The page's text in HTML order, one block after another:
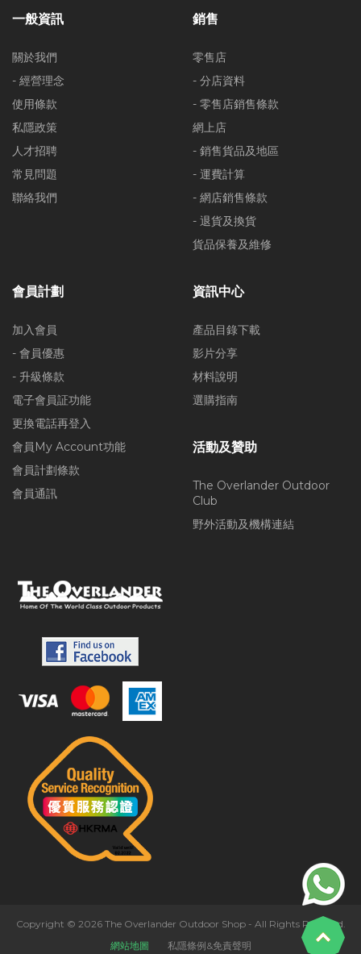
一般資訊
關於我們
- 經營理念
使用條款
私隱政策
人才招聘
常見問題
聯絡我們
銷售
零售店
- 分店資料
- 零售店銷售條款
網上店
- 銷售貨品及地區
- 運費計算
- 網店銷售條款
- 退貨及換貨
貨品保養及維修
會員計劃
加入會員
- 會員優惠
- 升級條款
電子會員証功能
更換電話再登入
會員My Account功能
會員計劃條款
會員通訊
資訊中心
產品目錄下載
影片分享
材料說明
選購指南
活動及贊助
The Overlander Outdoor
Club
野外活動及機構連結
Copyright © 2026 The Overlander Outdoor Shop - All Rights Reserved.
網站地圖
私隱條例&免責聲明